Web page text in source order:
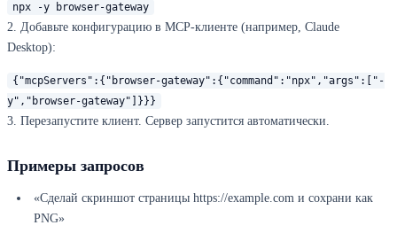
npx -y browser-gateway
2. Добавьте конфигурацию в MCP-клиенте (например, Claude
Desktop):
{"mcpServers":{"browser-gateway":{"command":"npx","args":["-
y","browser-gateway"]}}}
3. Перезапустите клиент. Сервер запустится автоматически.
Примеры запросов
«Сделай скриншот страницы https://example.com и сохрани как
PNG»